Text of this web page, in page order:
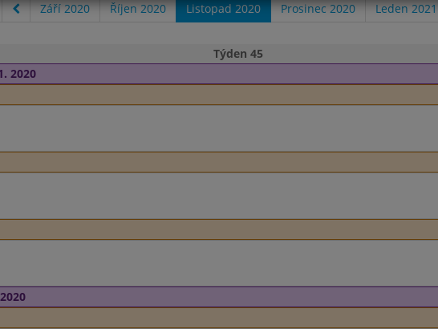
Září 2020 Říjen 2020 Listopad 2020 Prosinec 2020 Leden 2021
Týden 45
2020